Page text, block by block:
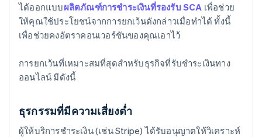
ได้ออกแบบผลิตภัณฑ์การชำระเงินที่รองรับ SCA เพื่อช่วย
ให้คุณใช้ประโยชน์จากการยกเว้นดังกล่าวเมื่อทำได้ ทั้งนี้
เพื่อช่วยคงอัตราคอนเวอร์ชันของคุณเอาไว้
การยกเว้นที่เหมาะสมที่สุดสำหรับธุรกิจที่รับชำระเงินทาง
ออนไลน์ มีดังนี้
ธุรกรรมที่มีความเสี่ยงต่ำ
ผู้ให้บริการชำระเงิน (เช่น Stripe) ได้รับอนุญาตให้วิเคราะห์